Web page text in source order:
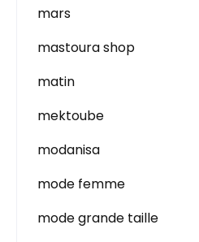
mars
mastoura shop
matin
mektoube
modanisa
mode femme
mode grande taille